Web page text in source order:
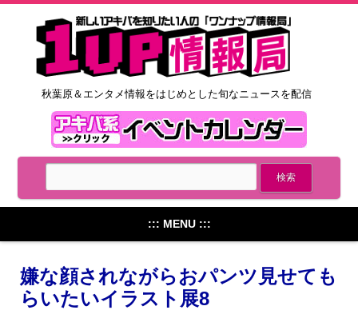
秋葉原＆エンタメ情報をはじめとした旬なニュースを配信
::: MENU :::
嫌な顔されながらおパンツ見せても
らいたいイラスト展8